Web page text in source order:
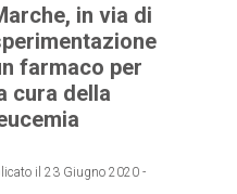
in via di
farmaco per
cura della
il 23 Giugno 2020 -